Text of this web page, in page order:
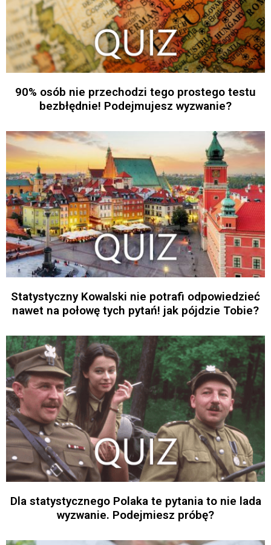
90% osób nie przechodzi tego prostego testu
bezbłędnie! Podejmujesz wyzwanie?
Statystyczny Kowalski nie potrafi odpowiedzieć
nawet na połowę tych pytań! jak pójdzie Tobie?
Dla statystycznego Polaka te pytania to nie lada
wyzwanie. Podejmiesz próbę?